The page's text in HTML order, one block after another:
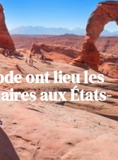
ont lieu les
aux États-